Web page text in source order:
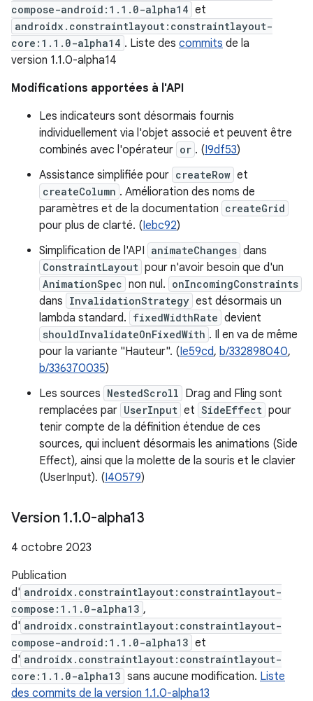
compose-android:1.1.0-alpha14 et
androidx.constraintlayout:constraintlayout-
core:1.1.0-alpha14 . Liste des commits de la
version 1.1.0-alpha14
Modifications apportées à l'API
Les indicateurs sont désormais fournis
individuellement via l'objet associé et peuvent être
combinés avec l'opérateur or . (I9df53)
Assistance simplifiée pour createRow et
createColumn . Amélioration des noms de
paramètres et de la documentation createGrid
pour plus de clarté. (Iebc92)
Simplification de l'API animateChanges dans
ConstraintLayout pour n'avoir besoin que d'un
AnimationSpec non nul. onIncomingConstraints
dans InvalidationStrategy est désormais un
lambda standard. fixedWidthRate devient
shouldInvalidateOnFixedWith . Il en va de même
pour la variante "Hauteur". (Ie59cd, b/332898040,
b/336370035)
Les sources NestedScroll Drag and Fling sont
remplacées par UserInput et SideEffect pour
tenir compte de la définition étendue de ces
sources, qui incluent désormais les animations (Side
Effect), ainsi que la molette de la souris et le clavier
(UserInput). (I40579)
Version 1.1.0-alpha13
4 octobre 2023
Publication
d' androidx.constraintlayout:constraintlayout-
compose:1.1.0-alpha13 ,
d' androidx.constraintlayout:constraintlayout-
compose-android:1.1.0-alpha13 et
d' androidx.constraintlayout:constraintlayout-
core:1.1.0-alpha13 sans aucune modification. Liste
des commits de la version 1.1.0-alpha13